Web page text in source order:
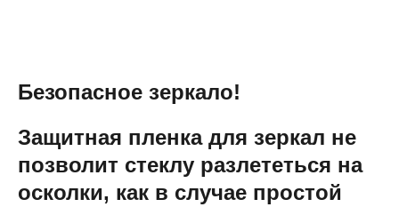
Безопасное зеркало!
Защитная пленка для зеркал не
позволит стеклу разлететься на
осколки, как в случае простой